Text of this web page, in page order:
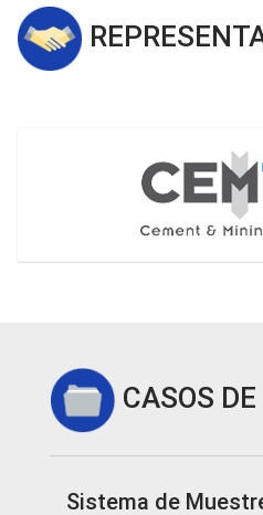
CASOS
Sistema de